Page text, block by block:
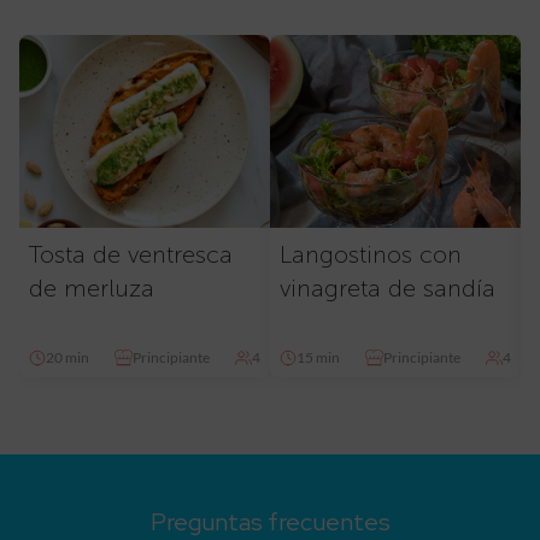
Tosta de ventresca
de merluza
20 min Principiante 4
Langostinos con
vinagreta de sandía
15 min Principiante 4
Preguntas frecuentes